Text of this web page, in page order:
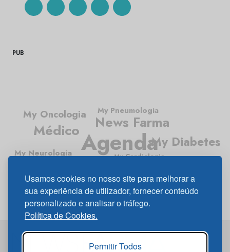
Usamos cookies no nosso site para melhorar a
sua experiência de utilizador, fornecer conteúdo
personalizado e analisar o tráfego.
Política de Cookies.
Permitir Todos
PUB
Agenda
News Farma
Médico News
Médico
My Oncologia
My Diabetes
My Cardiologia
My Pneumologia
My Gastrenterologia
My Neurologia